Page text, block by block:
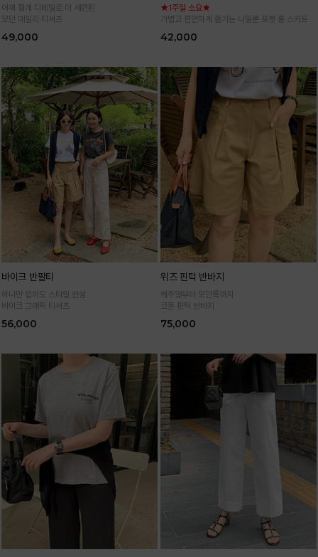
어깨 절개 디테일로 더 세련된
모던 데일리 티셔츠
49,000
★1주일 소요★
가볍고 편안하게 즐기는 나일론 포켓 롱 스커트
42,000
바이크 반팔티
하나만 입어도 스타일 완성
바이크 그래픽 티셔츠
56,000
위즈 핀턱 반바지
캐주얼부터 모던룩까지
코튼 핀턱 반바지
75,000